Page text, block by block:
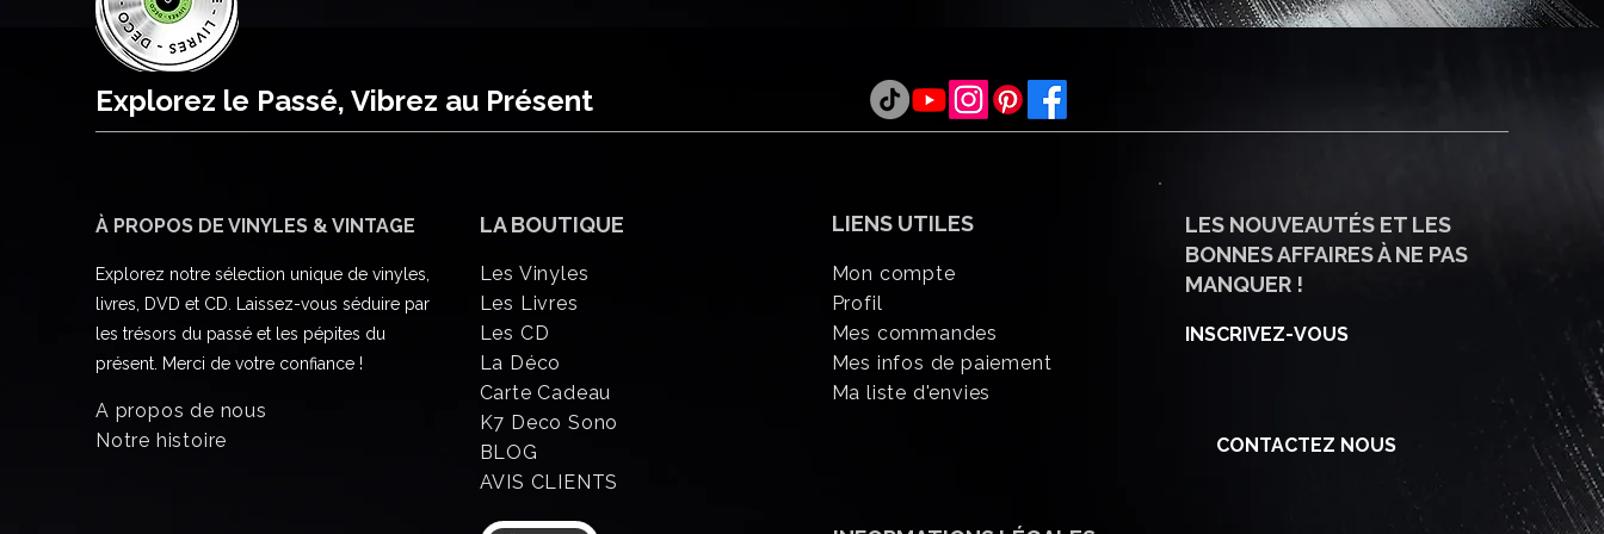
Explorez le Passé, Vibrez au Présent
À PROPOS DE VINYLES & VINTAGE
Explorez notre sélection unique de vinyles,
livres, DVD et CD. Laissez-vous séduire par
les trésors du passé et les pépites du
présent. Merci de votre confiance !
A propos de nous
Notre histoire
LA BOUTIQUE
Les Vinyles
Les Livres
Les CD
La Déco
Carte Cadeau
K7 Deco Sono
BLOG
AVIS CLIENTS
LIENS UTILES
Mon compte
Profil
Mes commandes
Mes infos de paiement
Ma liste d'envies
LES NOUVEAUTÉS ET LES
BONNES AFFAIRES À NE PAS
MANQUER !
INSCRIVEZ-VOUS
CONTACTEZ NOUS